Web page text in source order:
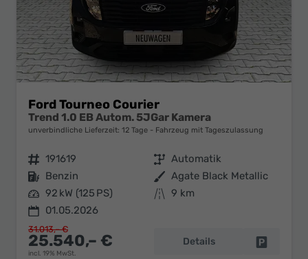
Ford Tourneo Courier
Trend 1.0 EB Autom. 5JGar Kamera
unverbindliche Lieferzeit: 12 Tage Fahrzeug mit Tageszulassung
Fahrzeugnr. 191619 Getriebe Automatik
Kraftstoff Benzin Außenfarbe Agate Black Metallic
Leistung 92 kW (125 PS) Kilometerstand 9 km
01.05.2026
25.540,– €
incl. 19% MwSt.
31.013,– €
Details